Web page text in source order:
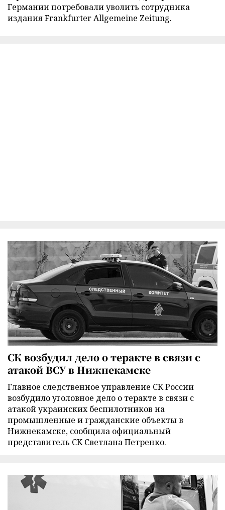
Германии потребовали уволить сотрудника
издания Frankfurter Allgemeine Zeitung.
СК возбудил дело о теракте в связи с
атакой ВСУ в Нижнекамске
Главное следственное управление СК России
возбудило уголовное дело о теракте в связи с
атакой украинских беспилотников на
промышленные и гражданские объекты в
Нижнекамске, сообщила официальный
представитель СК Светлана Петренко.